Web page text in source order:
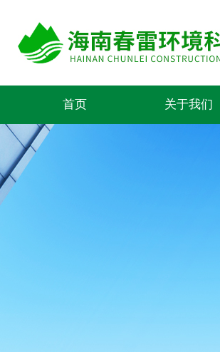
首页 关于我们